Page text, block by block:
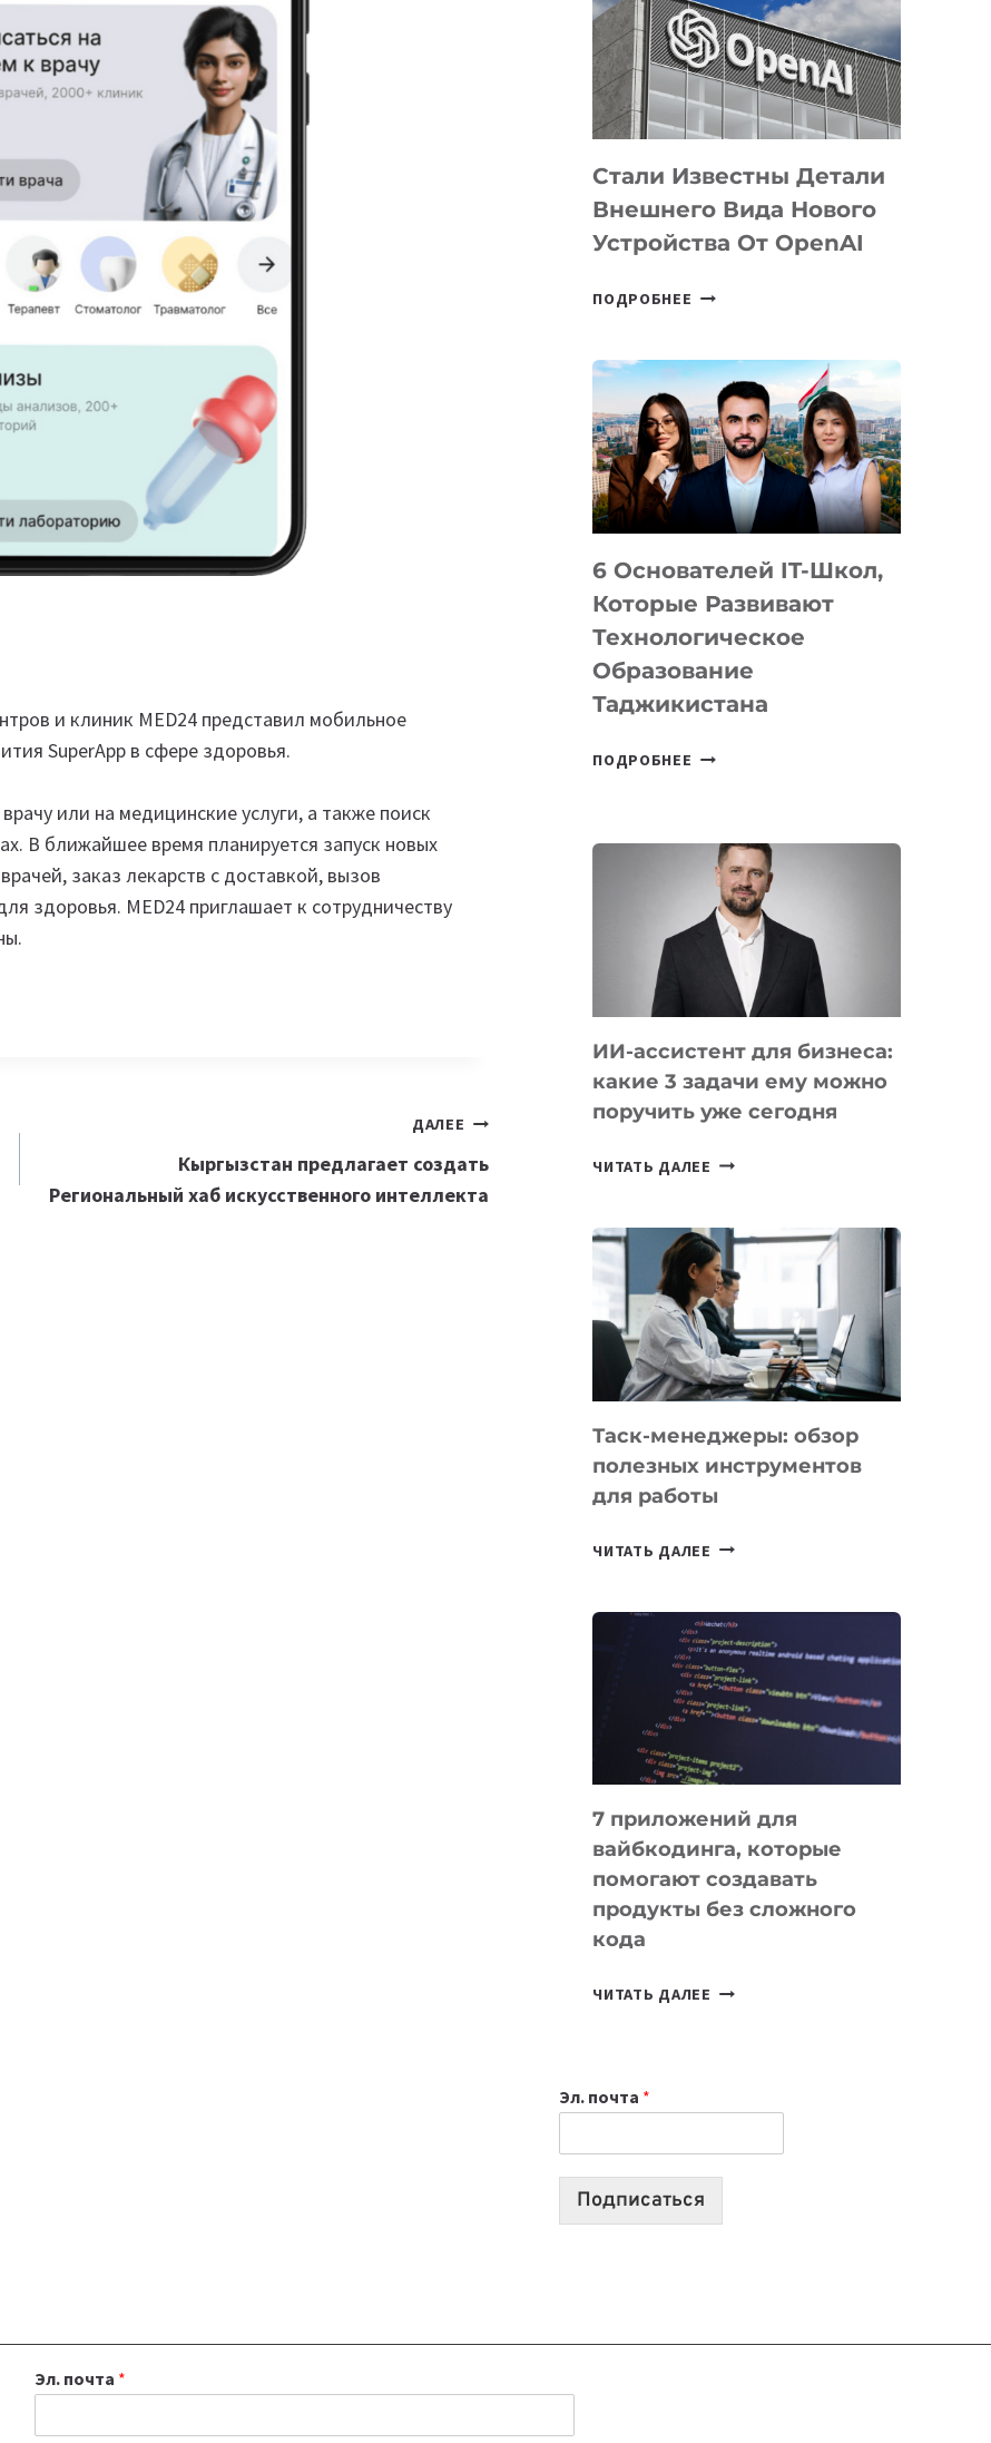
и клиник MED24 представил мобильное
SuperApp в сфере здоровья.
или на медицинские услуги, а также поиск
В ближайшее время планируется запуск новых
заказ лекарств с доставкой, вызов
здоровья. MED24 приглашает к сотрудничеству
ДАЛЕЕ
Кыргызстан предлагает создать
Региональный хаб искусственного интеллекта
ЗАДАЧИ
ПО
РАЗВИТИЮ
ЭКОСИСТЕМЫ
ИСКУССТВЕННОГО
Стали Известны Детали
Внешнего Вида Нового
Устройства От OpenAI
ПОДРОБНЕЕ СТАЛИ
ВНЕШНЕГО
ВИДА
НОВОГО
УСТРОЙСТВА
OPENAI
6 Основателей IT-Школ,
Которые Развивают
Технологическое
Образование
Таджикистана
ПОДРОБНЕЕ
КОТОРЫЕ
РАЗВИВАЮТ
ТЕХНОЛОГИЧЕСКОЕ
ОБРАЗОВАНИЕ
ТАДЖИКИСТАНА
ИИ-ассистент для бизнеса:
какие 3 задачи ему можно
поручить уже сегодня
ЧИТАТЬ ДАЛЕЕ ИИ-
БИЗНЕСА:
КАКИЕ
3
ЗАДАЧИ
ЕМУ
МОЖНО
УЖЕ
СЕГОДНЯ
Таск-менеджеры: обзор
полезных инструментов
для работы
ЧИТАТЬ ДАЛЕЕ ТАСК-
ПОЛЕЗНЫХ
ИНСТРУМЕНТОВ
ДЛЯ
РАБОТЫ
7 приложений для
вайбкодинга, которые
помогают создавать
продукты без сложного
кода
ЧИТАТЬ ДАЛЕЕ
СОЗДАВАТЬ
ПРОДУКТЫ
Эл. почта *
Подписаться
Эл. почта *